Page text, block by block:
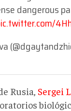
dangerous
Rusia, Sergei